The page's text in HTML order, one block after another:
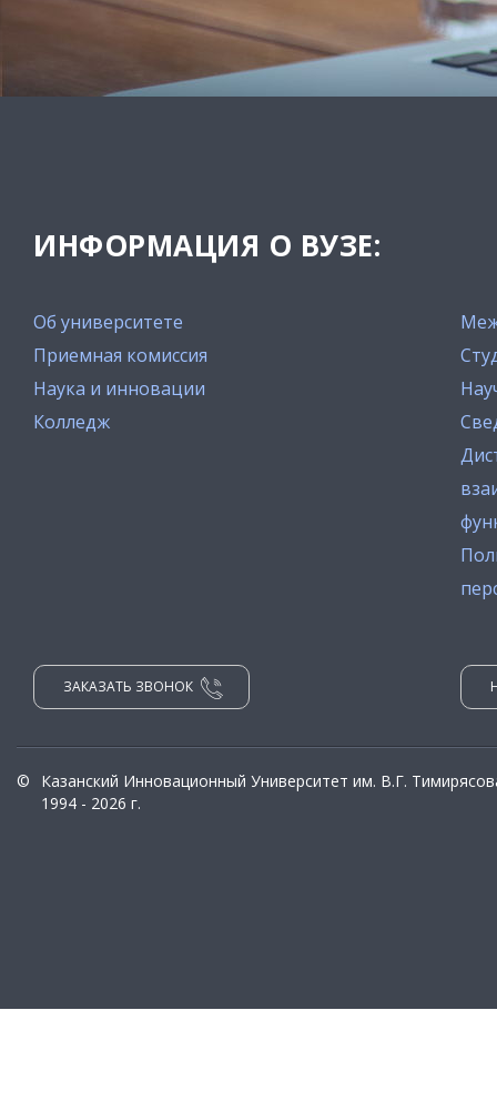
ИНФОРМАЦИЯ О ВУЗЕ:
Об университете
Приемная комиссия
Наука и инновации
Колледж
ЗАКАЗАТЬ ЗВОНОК
©
Казанский Инновационный Университет им. В.Г.
1994 - 2026 г.